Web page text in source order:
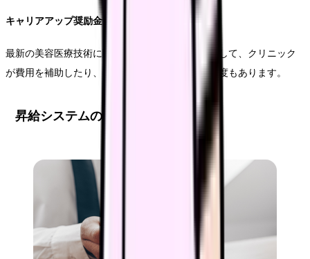
キャリアアップ奨励金
最新の美容医療技術に関する研修や学会参加に対して、クリニック
が費用を補助したり、奨励金を支給したりする制度もあります。
昇給システムの実態